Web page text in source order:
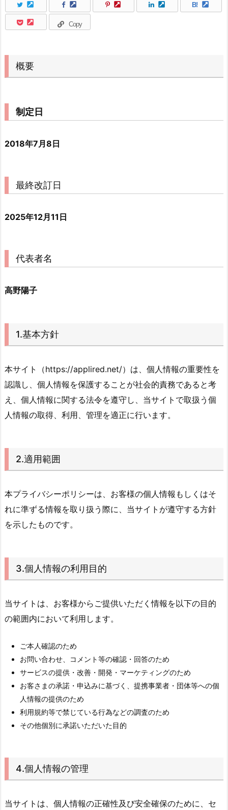
B!
Copy
概要
制定日
2018年7月8日
最終改訂日
2025年12月11日
代表者名
高野陽子
1.基本方針
本サイト（https://applired.net/）は、個人情報の重要性を
認識し、個人情報を保護することが社会的責務であると考
え、個人情報に関する法令を遵守し、当サイトで取扱う個
人情報の取得、利用、管理を適正に行います。
2.適用範囲
本プライバシーポリシーは、お客様の個人情報もしくはそ
れに準ずる情報を取り扱う際に、当サイトが遵守する方針
を示したものです。
3.個人情報の利用目的
当サイトは、お客様からご提供いただく情報を以下の目的
の範囲内において利用します。
ご本人確認のため
お問い合わせ、コメント等の確認・回答のため
サービスの提供・改善・開発・マーケティングのため
お客さまの承諾・申込みに基づく、提携事業者・団体等への個
人情報の提供のため
利用規約等で禁じている行為などの調査のため
その他個別に承諾いただいた目的
4.個人情報の管理
当サイトは、個人情報の正確性及び安全確保のために、セ